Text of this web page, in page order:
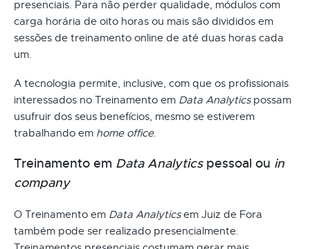
presenciais. Para não perder qualidade, módulos com
carga horária de oito horas ou mais são divididos em
sessões de treinamento online de até duas horas cada
um.
A tecnologia permite, inclusive, com que os profissionais
interessados no Treinamento em Data Analyticspossam
usufruir dos seus benefícios, mesmo se estiverem
trabalhando em home office.
Treinamento em Data Analyticspessoal ou in
company
O Treinamento em Data Analyticsem Juiz de Fora
também pode ser realizado presencialmente.